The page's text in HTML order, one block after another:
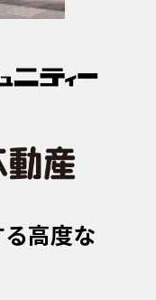
高度な